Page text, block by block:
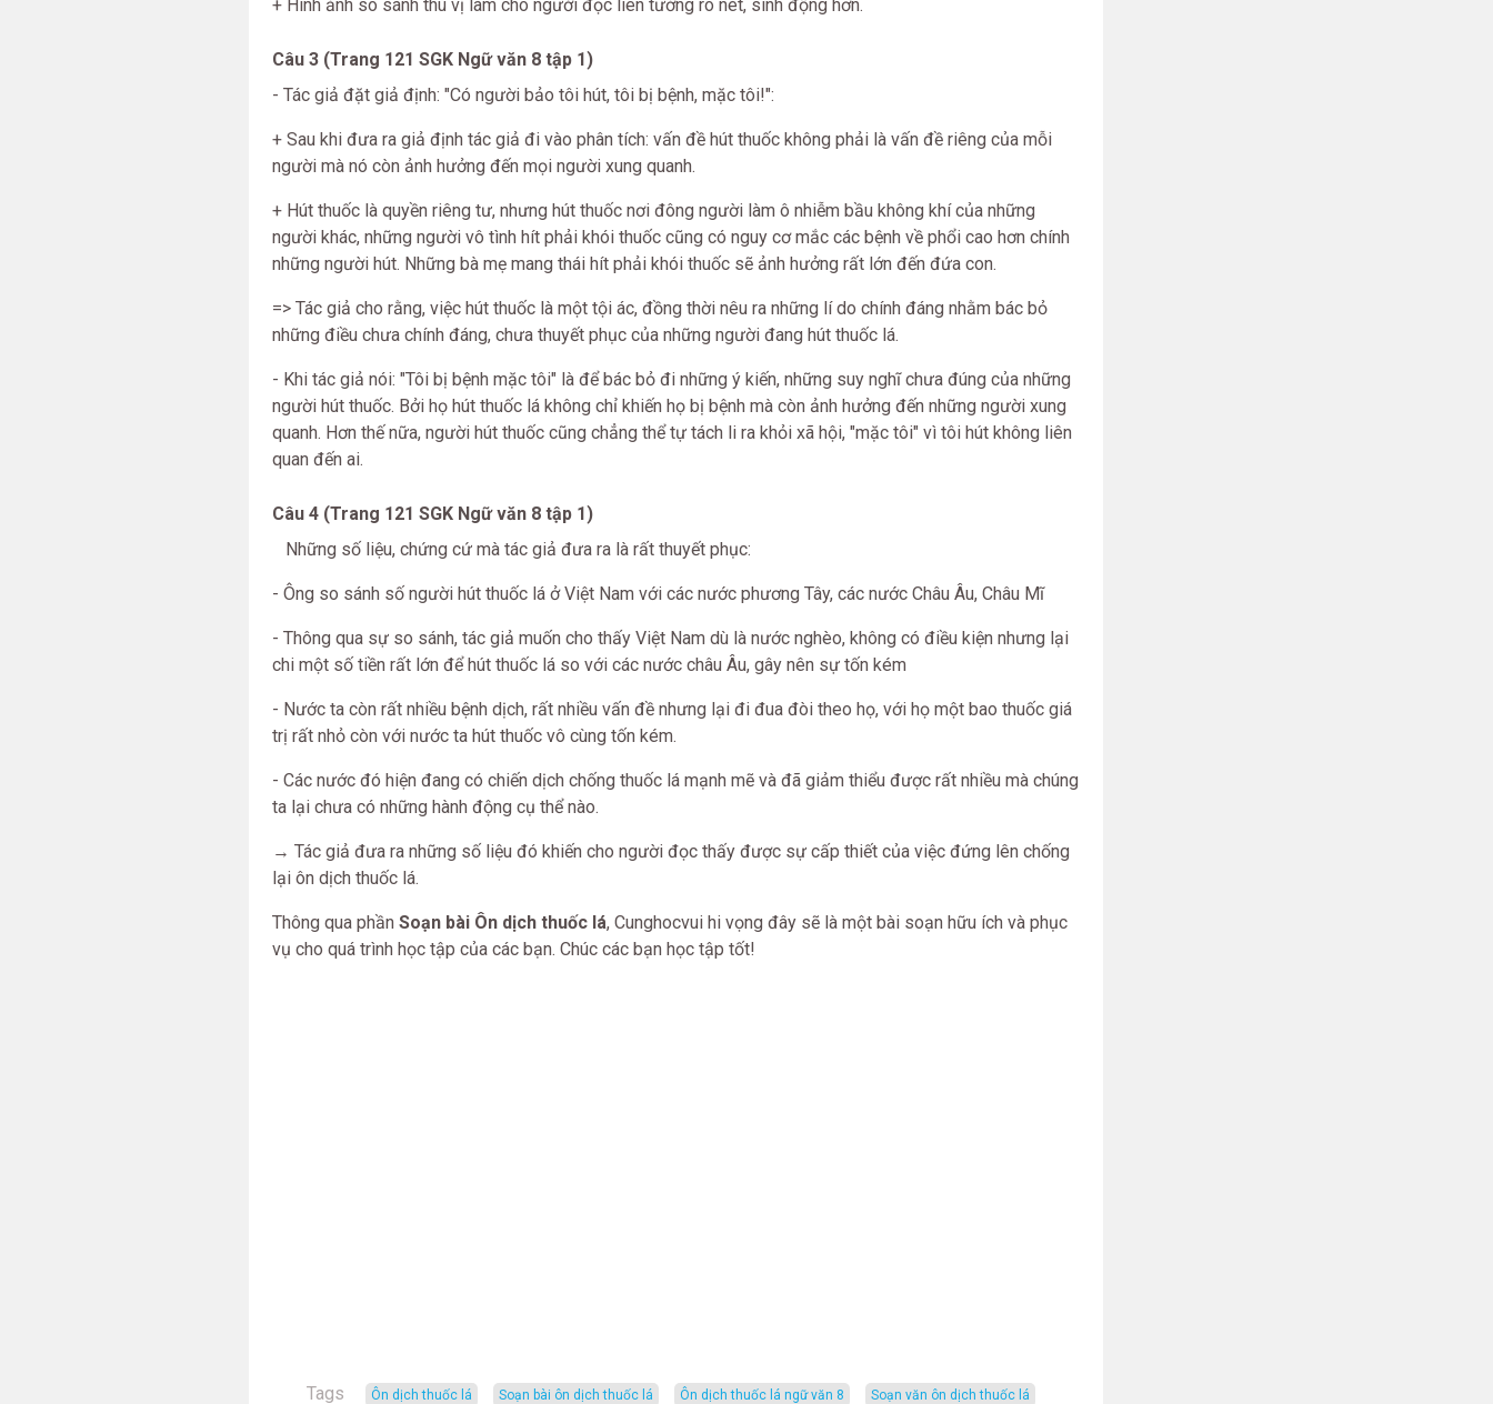
+ Hình ảnh so sánh thú vị làm cho người đọc liên tưởng rõ nét, sinh động hơn.
Câu 3 (Trang 121 SGK Ngữ văn 8 tập 1)
- Tác giả đặt giả định: "Có người bảo tôi hút, tôi bị bệnh, mặc tôi!":
+ Sau khi đưa ra giả định tác giả đi vào phân tích: vấn đề hút thuốc không phải là vấn đề riêng của mỗi
người mà nó còn ảnh hưởng đến mọi người xung quanh.
+ Hút thuốc là quyền riêng tư, nhưng hút thuốc nơi đông người làm ô nhiễm bầu không khí của những
người khác, những người vô tình hít phải khói thuốc cũng có nguy cơ mắc các bệnh về phổi cao hơn chính
những người hút. Những bà mẹ mang thái hít phải khói thuốc sẽ ảnh hưởng rất lớn đến đứa con.
=> Tác giả cho rằng, việc hút thuốc là một tội ác, đồng thời nêu ra những lí do chính đáng nhằm bác bỏ
những điều chưa chính đáng, chưa thuyết phục của những người đang hút thuốc lá.
- Khi tác giả nói: "Tôi bị bệnh mặc tôi" là để bác bỏ đi những ý kiến, những suy nghĩ chưa đúng của những
người hút thuốc. Bởi họ hút thuốc lá không chỉ khiến họ bị bệnh mà còn ảnh hưởng đến những người xung
quanh. Hơn thế nữa, người hút thuốc cũng chẳng thể tự tách li ra khỏi xã hội, "mặc tôi" vì tôi hút không liên
quan đến ai.
Câu 4 (Trang 121 SGK Ngữ văn 8 tập 1)
Những số liệu, chứng cứ mà tác giả đưa ra là rất thuyết phục:
- Ông so sánh số người hút thuốc lá ở Việt Nam với các nước phương Tây, các nước Châu Âu, Châu Mĩ
- Thông qua sự so sánh, tác giả muốn cho thấy Việt Nam dù là nước nghèo, không có điều kiện nhưng lại
chi một số tiền rất lớn để hút thuốc lá so với các nước châu Âu, gây nên sự tốn kém
- Nước ta còn rất nhiều bệnh dịch, rất nhiều vấn đề nhưng lại đi đua đòi theo họ, với họ một bao thuốc giá
trị rất nhỏ còn với nước ta hút thuốc vô cùng tốn kém.
- Các nước đó hiện đang có chiến dịch chống thuốc lá mạnh mẽ và đã giảm thiểu được rất nhiều mà chúng
ta lại chưa có những hành động cụ thể nào.
→ Tác giả đưa ra những số liệu đó khiến cho người đọc thấy được sự cấp thiết của việc đứng lên chống
lại ôn dịch thuốc lá.
Thông qua phần Soạn bài Ôn dịch thuốc lá, Cunghocvui hi vọng đây sẽ là một bài soạn hữu ích và phục
vụ cho quá trình học tập của các bạn. Chúc các bạn học tập tốt!
Tags ôn dịch thuốc lá soạn bài ôn dịch thuốc lá ôn dịch thuốc lá ngữ văn 8 soạn văn ôn dịch thuốc lá